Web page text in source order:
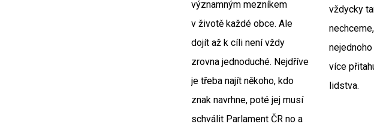
významným mezníkem
v životě každé obce. Ale
dojít až k cíli není vždy
zrovna jednoduché. Nejdříve
je třeba najít někoho, kdo
znak navrhne, poté jej musí
schválit Parlament ČR no a
vždycky
nejednoho
více
lidstva.